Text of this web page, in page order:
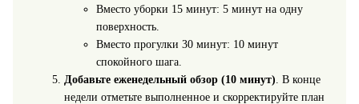
Вместо уборки 15 минут: 5 минут на одну
поверхность.
Вместо прогулки 30 минут: 10 минут
спокойного шага.
Добавьте еженедельный обзор (10 минут) . В конце
недели отметьте выполненное и скорректируйте план